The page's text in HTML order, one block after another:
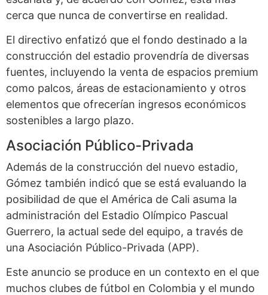
cerca que nunca de convertirse en realidad.
El directivo enfatizó que el fondo destinado a la
construcción del estadio provendría de diversas
fuentes, incluyendo la venta de espacios premium
como palcos, áreas de estacionamiento y otros
elementos que ofrecerían ingresos económicos
sostenibles a largo plazo.
Asociación Público-Privada
Además de la construcción del nuevo estadio,
Gómez también indicó que se está evaluando la
posibilidad de que el América de Cali asuma la
administración del Estadio Olímpico Pascual
Guerrero, la actual sede del equipo, a través de
una Asociación Público-Privada (APP).
Este anuncio se produce en un contexto en el que
muchos clubes de fútbol en Colombia y el mundo